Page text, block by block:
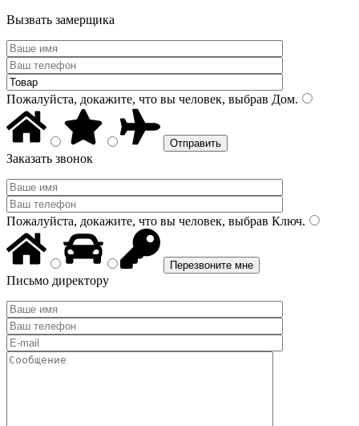
Вызвать замерщика
Пожалуйста, докажите, что вы человек, выбрав Дом.
Заказать звонок
Пожалуйста, докажите, что вы человек, выбрав Ключ.
Письмо директору